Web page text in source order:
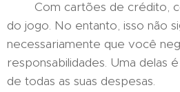
Com cartões de crédito,
do jogo. No entanto, isso não
necessariamente que você
responsabilidades. Uma delas
de todas as suas despesas.